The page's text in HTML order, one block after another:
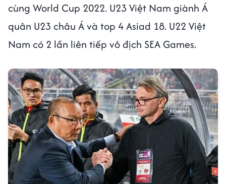
cùng World Cup 2022. U23 Việt Nam giành Á
quân U23 châu Á và top 4 Asiad 18. U22 Việt
Nam có 2 lần liên tiếp vô địch SEA Games.